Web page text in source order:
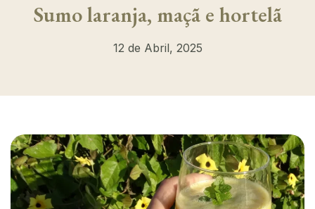
Sumo laranja, maçã e hortelã
12 de Abril, 2025